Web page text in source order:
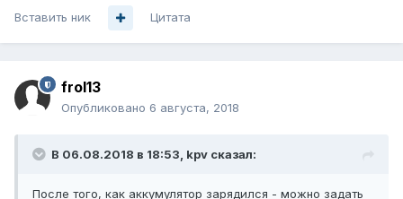
Вставить ник Цитата
frol13
Опубликовано 6 августа, 2018
В 06.08.2018 в 18:53, kpv сказал:
После того, как аккумулятор зарядился - можно задать